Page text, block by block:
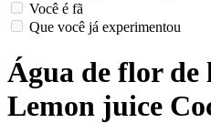
Você é fã
Que você já experimentou
Água de flor
Lemon juice